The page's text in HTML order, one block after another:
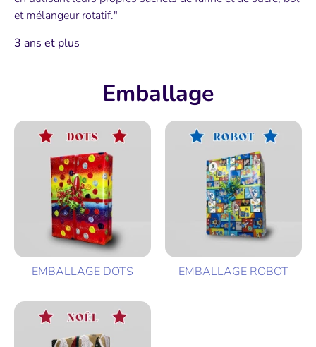
et mélangeur rotatif."
3 ans et plus
Emballage
EMBALLAGE DOTS EMBALLAGE ROBOT